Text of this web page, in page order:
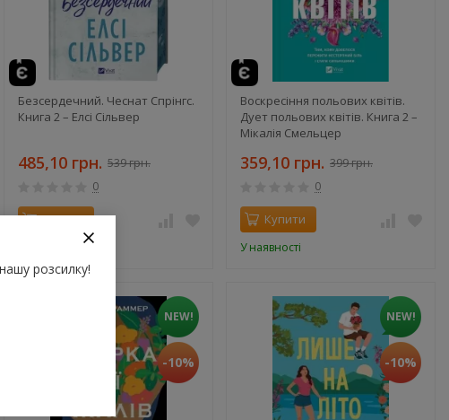
Безсердечний. Чеснат Спрінгс.
Книга 2 – Елсі Сільвер
485,10 грн. 539 грн.
0
Купити
Воскресіння польових квітів.
Дует польових квітів. Книга 2 –
Мікалія Смельцер
359,10 грн. 399 грн.
0
Купити
У наявності
NEW!
-10%
NEW!
-10%
розсилку!